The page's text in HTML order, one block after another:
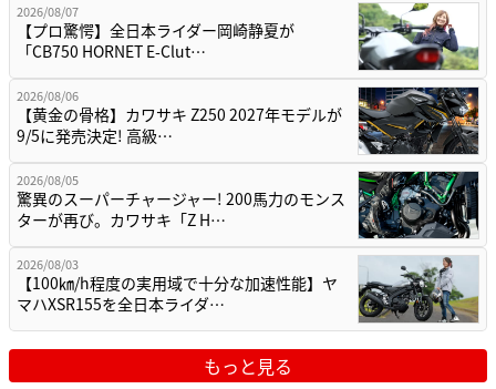
2026/08/07
【プロ驚愕】全日本ライダー岡崎静夏が
「CB750 HORNET E-Clut…
2026/08/06
【黄金の骨格】カワサキ Z250 2027年モデルが
9/5に発売決定! 高級…
2026/08/05
驚異のスーパーチャージャー! 200馬力のモンス
ターが再び。カワサキ「Z H…
2026/08/03
【100㎞/h程度の実用域で十分な加速性能】ヤ
マハXSR155を全日本ライダ…
もっと見る